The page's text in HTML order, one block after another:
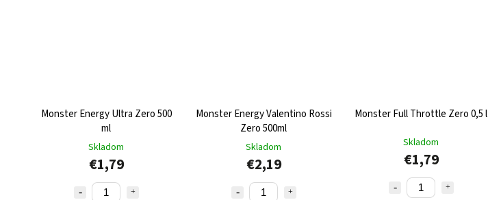
Monster Energy Ultra Zero 500
ml
Skladom
€1,79
Monster Energy Valentino Rossi
Zero 500ml
Skladom
€2,19
Monster Full Throttle Zero 0,5 l
Skladom
€1,79